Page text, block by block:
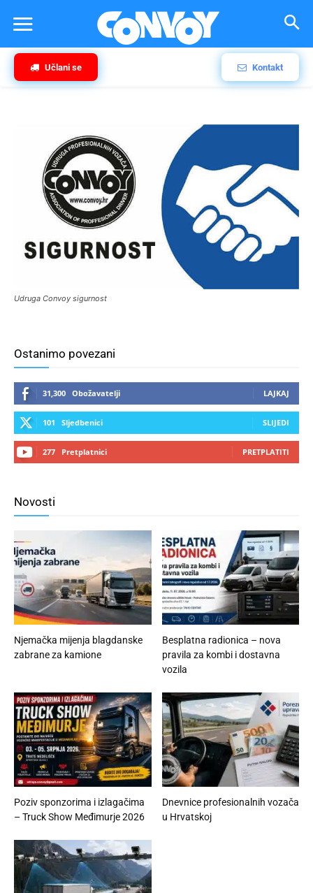
Učlani se Kontakt
Udruga Convoy sigurnost
Ostanimo povezani
31,300 Obožavatelji LAJKAJ
101 Sljedbenici SLIJEDI
277 Pretplatnici PRETPLATITI
Novosti
Njemačka mijenja blagdanske
zabrane za kamione
Besplatna radionica – nova
pravila za kombi i dostavna
vozila
Poziv sponzorima i izlagačima
– Truck Show Međimurje 2026
Dnevnice profesionalnih vozača
u Hrvatskoj